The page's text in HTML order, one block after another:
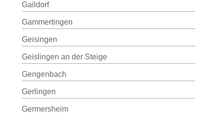
Gaildorf
Gammertingen
Geisingen
Geislingen an der Steige
Gengenbach
Gerlingen
Germersheim